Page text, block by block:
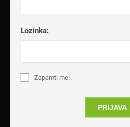
Lozinka:
Zapamti me!
PRIJAVA